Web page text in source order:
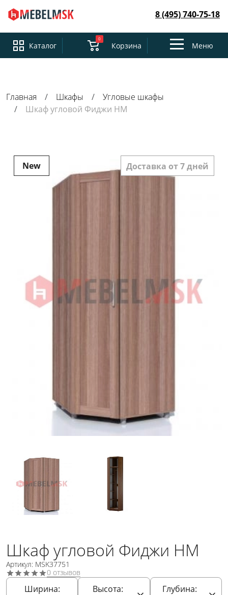
8 (495) 740-75-18
Каталог
0
Корзина
ToggleМеню
Главная Шкафы
Угловые шкафы
Шкаф угловой Фиджи НМ
New Доставка от 7 дней
Шкаф угловой Фиджи НМ
Артикул: MSK37751
0 отзывов
Ширина:
Высота:
Глубина: